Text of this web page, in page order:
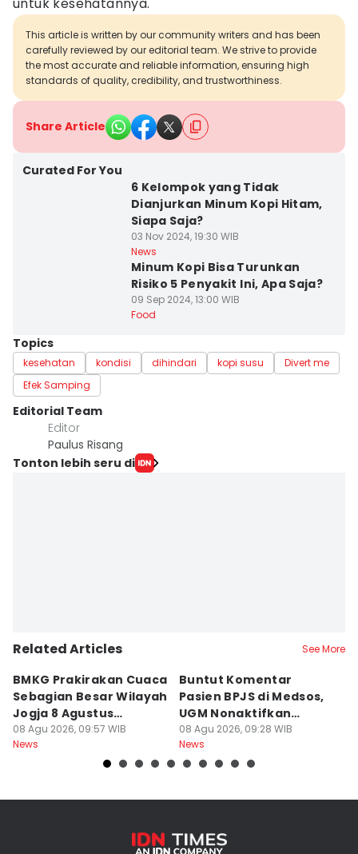
This article is written by our community writers and has been
carefully reviewed by our editorial team. We strive to provide
the most accurate and reliable information, ensuring high
standards of quality, credibility, and trustworthiness.
Share Article
Curated For You
6 Kelompok yang Tidak
Dianjurkan Minum Kopi Hitam,
Siapa Saja?
03 Nov 2024, 19:30 WIB
News
Minum Kopi Bisa Turunkan
Risiko 5 Penyakit Ini, Apa Saja?
09 Sep 2024, 13:00 WIB
Food
Topics
kesehatan kondisi dihindari kopi susu
Divert me
Efek Samping
Editorial Team
Editor
Paulus Risang
Tonton lebih seru di
Related Articles See More
BMKG Prakirakan Cuaca
Sebagian Besar Wilayah
Jogja 8 Agustus
Berawan
08 Agu 2026, 09:57 WIB
News
Buntut Komentar
Pasien BPJS di Medsos,
UGM Nonaktifkan
Dokter PPDS
08 Agu 2026, 09:28 WIB
News